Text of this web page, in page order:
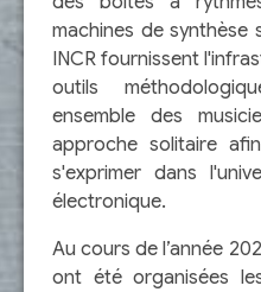
machines de synthèse
INCR fournissent
outils
ensemble des
approche solitaire
s'exprimer dans
électronique.
Au cours de l’année
ont été organisées